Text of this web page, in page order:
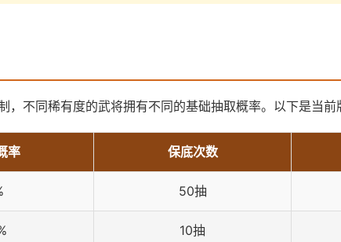
，不同稀有度的武将拥有不同的基础抽取概率。以下是当
率 保底次数
50抽
10抽